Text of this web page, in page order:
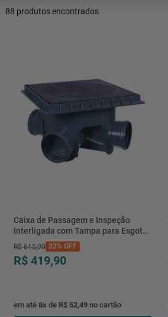
88 produtos
Caixa de Passagem e Inspeção
Interligada com Tampa para Esgoto
com 3 Entradas Preto DN100 - Tigre
R$ 615,90 32%OFF
R$ 419,90
em até 8x de R$ 52,49no cartão